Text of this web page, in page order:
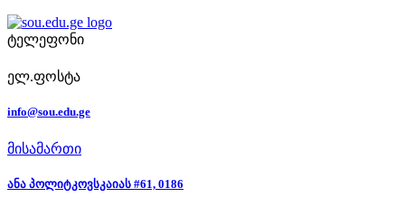
ტელეფონი
ელ.ფოსტა
info@sou.edu.ge
მისამართი
ანა პოლიტკოვსკაიას #61, 0186